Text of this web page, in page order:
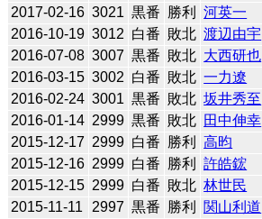
2017-02-16 3021 黒番 勝利 河英一
2016-10-19 3012 白番 敗北 渡辺由宇
2016-07-08 3007 黒番 敗北 大西研也
2016-03-15 3002 白番 敗北 一力遼
2016-02-24 3001 黒番 敗北 坂井秀至
2016-01-14 2999 黒番 敗北 田中伸幸
2015-12-17 2999 白番 勝利 高昀
2015-12-16 2999 白番 勝利 許皓鋐
2015-12-15 2999 白番 敗北 林世民
2015-11-11
2997 黒番 勝利 関山利道